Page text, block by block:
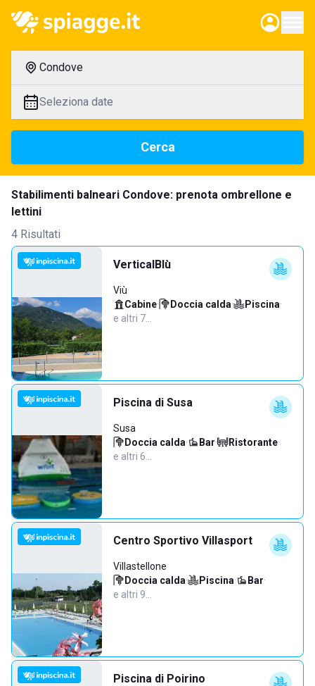
Condove
Seleziona date
Cerca
Stabilimenti balneari Condove: prenota ombrellone e
lettini
4 Risultati
VerticalBlù
Viù
Cabine· Doccia calda· Piscina·
e altri 7…
Piscina di Susa
Susa
Doccia calda· Bar· Ristorante·
e altri 6…
Centro Sportivo Villasport
Villastellone
Doccia calda· Piscina· Bar·
e altri 9…
Piscina di Poirino